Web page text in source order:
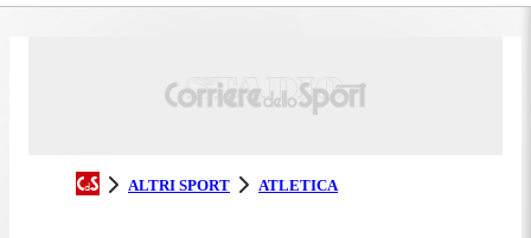
ALTRI SPORT ATLETICA